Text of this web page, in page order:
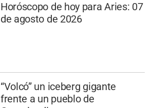
Horóscopo de hoy para Aries: 07
de agosto de 2026
“Volcó” un iceberg gigante
frente a un pueblo de